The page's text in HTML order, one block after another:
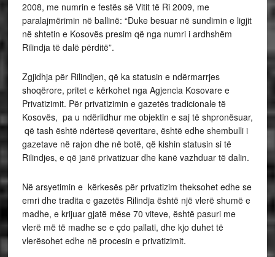
2008, me numrin e festës së Vitit të Ri 2009, me
paralajmërimin në ballinë: “Duke besuar në sundimin e ligjit
në shtetin e Kosovës presim që nga numri i ardhshëm
Rilindja të dalë përditë”.
Zgjidhja për Rilindjen, që ka statusin e ndërmarrjes
shoqërore, pritet e kërkohet nga Agjencia Kosovare e
Privatizimit. Për privatizimin e gazetës tradicionale të
Kosovës, pa u ndërlidhur me objektin e saj të shpronësuar,
që tash është ndërtesë qeveritare, është edhe shembulli i
gazetave në rajon dhe në botë, që kishin statusin si të
Rilindjes, e që janë privatizuar dhe kanë vazhduar të dalin.
Në arsyetimin e kërkesës për privatizim theksohet edhe se
emri dhe tradita e gazetës Rilindja është një vlerë shumë e
madhe, e krijuar gjatë mëse 70 viteve, është pasuri me
vlerë më të madhe se e çdo pallati, dhe kjo duhet të
vlerësohet edhe në procesin e privatizimit.